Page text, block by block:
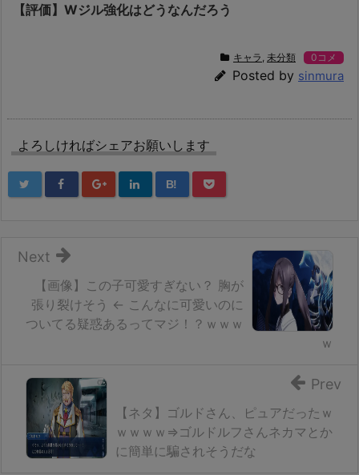
【評価】Wジル強化はどうなんだろう
キャラ 未分類 0コメ
Posted by sinmura
よろしければシェアお願いします
B!
【画像】この子可愛すぎない？ 胸が
張り裂けそう ← こんなに可愛いのに
ついてる疑惑あるってマジ！？ｗｗｗ
ｗ
Next
【ネタ】ゴルドさん、ピュアだったｗ
ｗｗｗｗ⇒ゴルドルフさんネカマとか
に簡単に騙されそうだな
Prev